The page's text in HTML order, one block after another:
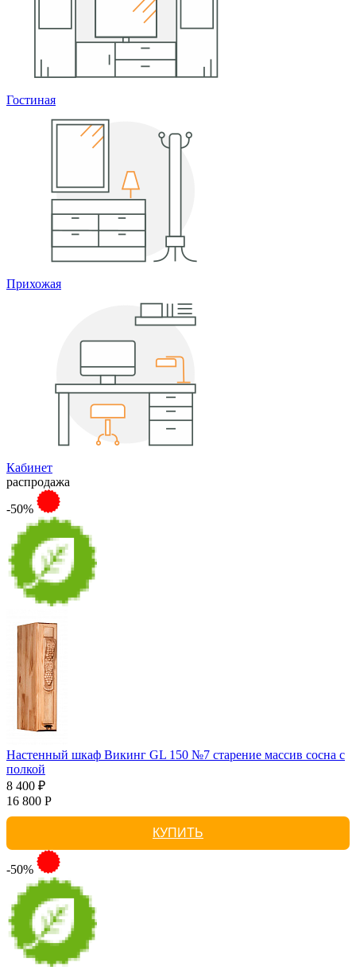
Гостиная
Прихожая
Кабинет
распродажа
-50%
Настенный шкаф Викинг GL 150 №7 старение массив сосна с
полкой
8 400 ₽
16 800 Р
КУПИТЬ
-50%